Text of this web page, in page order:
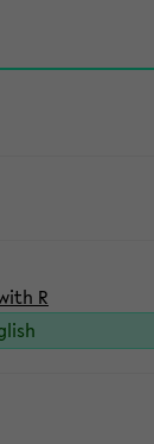
R